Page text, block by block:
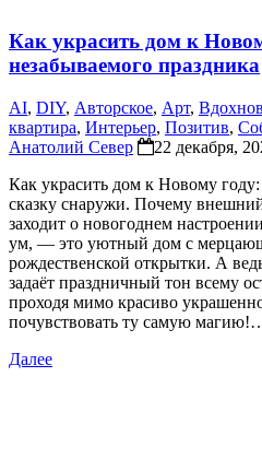
Как украсить дом к
незабываемого праздника
AI, DIY, Авторское, Арт,
квартира, Интерьер, Позитив,
Анатолий Север
22 декабря,
Как украсить дом к Новому году:
сказку снаружи. Почему
заходит о новогоднем
ум, — это уютный дом с
рождественской открытки. А
задаёт праздничный тон всему
проходя мимо красиво
почувствовать ту самую
Далее